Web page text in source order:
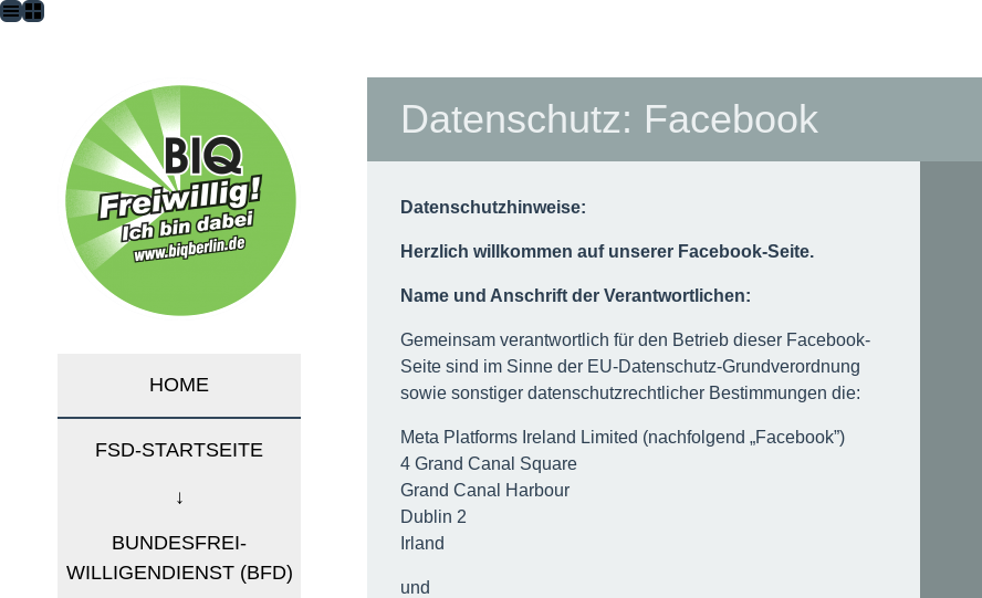
BIQ
TO
CONTENT
HOME
FSD-STARTSEITE
BUNDESFREI-
WILLIGENDIENST (BFD)
Datenschutz: Facebook
Datenschutzhinweise:
Herzlich willkommen auf unserer Facebook-Seite.
Name und Anschrift der Verantwortlichen:
Gemeinsam verantwortlich für den Betrieb dieser Facebook-
Seite sind im Sinne der EU-Datenschutz-Grundverordnung
sowie sonstiger datenschutzrechtlicher Bestimmungen die:
Meta Platforms Ireland Limited (nachfolgend „Facebook”)
4 Grand Canal Square
Grand Canal Harbour
Dublin 2
Irland
und